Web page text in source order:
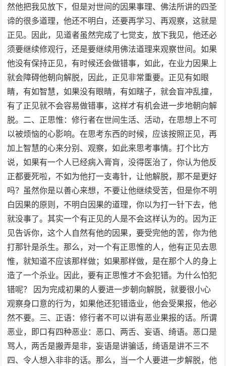
然他把我见放下，但是对世间的因果事理、佛法所讲的四圣
谛的很多道理，他还不明白，还要再学习、再观察，这就是
正见。因此，见道者虽然完成了七觉支，放下我见，他还必
须要继续修观行，还是要继续用佛法道理来观察世间。如果
他没有保持正见，有时候还会做错事，如此，在业力因果上
就会障碍他朝向解脱，因此，正见非常重要。正见有如眼
睛，有如智慧，如果没有眼睛，有如瞎子，就会盲冲乱撞，
有了正见就不会容易做错事，这样才有机会进一步地朝向解
脱。二、正思惟：修行者在世间生活、活动，在思想上不可
以被烦恼的心影响。在思考东西的时候，应该按照正见，再
加上智慧的心来分别、观察，如此来思考事情。打个比方
说，如果有一个人已经病入膏肓，没得医治了，你认为他反
正都要死啦，不如为他打一支毒针，让他解脱，那不是更好
吗？虽然你是以善心来想，不要让他继续受苦，但是你不明
白因果的原则，不明白因果的道理，你以为打一针下去，他
就没事了。其实一个有正见的人是不会这样认为的。因为正
见告诉你，这个人自然有他的因果，要受完他的苦，你为他
打那针是杀生。那么，对一个有正思惟的人，他有正见去思
惟，就知道不应该那样做；如果那样做，是在那个人的身上
造了一个杀业。因此，要有正思惟才不会犯错。为什么怕犯
错呢？ 因为完成初果的人要进一步朝向解脱，就要很小心
观察身口意的行为，如果他还犯错造业，他会受果报，他必
然不要。三、正语：修行者不可以讲有恶业果报的话。所谓
恶业，即口有四种恶业：恶口、两舌、妄语、绮语。恶口是
骂人，两舌是搬弄是非，妄语是讲骗话，绮语是讲不三不
四、令人想入非非的话。那么，当一个人要进一步解脱，他